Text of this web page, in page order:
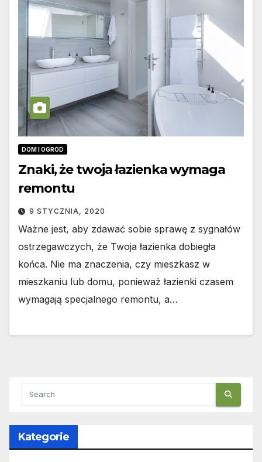
DOM I OGRÓD
Znaki, że twoja łazienka wymaga
remontu
9 STYCZNIA, 2020
Ważne jest, aby zdawać sobie sprawę z sygnałów
ostrzegawczych, że Twoja łazienka dobiegła
końca. Nie ma znaczenia, czy mieszkasz w
mieszkaniu lub domu, ponieważ łazienki czasem
wymagają specjalnego remontu, a…
Kategorie